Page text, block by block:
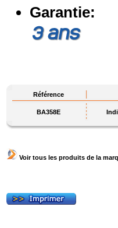
Garantie:
Référence
BA358E
Voir tous les produits de la